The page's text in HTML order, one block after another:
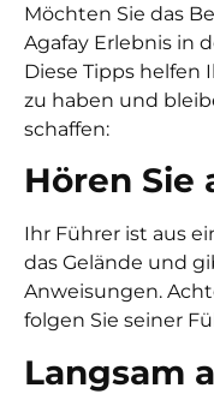
Möchten Sie das
Agafay Erlebnis in
Diese Tipps helfen
zu haben und
schaffen:
Hören Sie
Ihr Führer ist aus
das Gelände und
Anweisungen.
folgen Sie seiner
Langsam